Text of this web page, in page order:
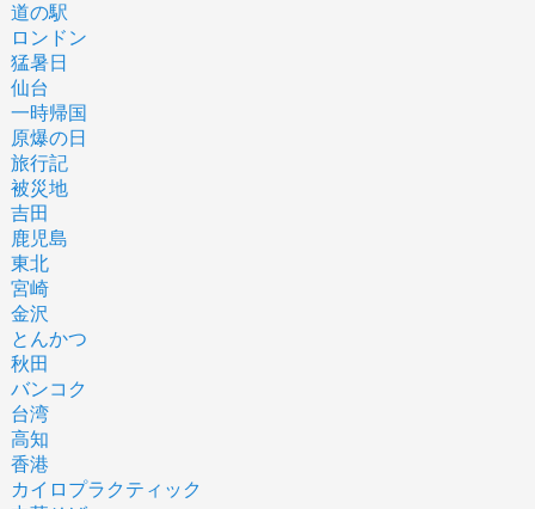
道の駅
ロンドン
猛暑日
仙台
一時帰国
原爆の日
旅行記
被災地
吉田
鹿児島
東北
宮崎
金沢
とんかつ
秋田
バンコク
台湾
高知
香港
カイロプラクティック